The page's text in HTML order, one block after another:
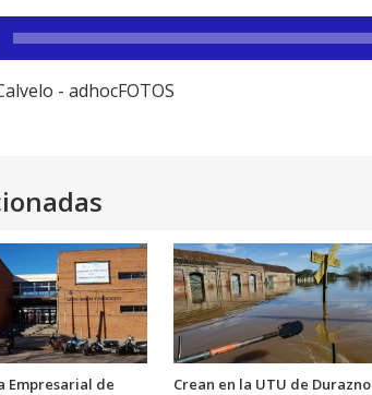
- adhocFOTOS
Empresarial de
Crean en la UTU de Durazno